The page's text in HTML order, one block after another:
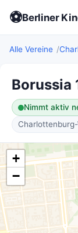
⚽Berliner
Alle Vereine
Borussia
Nimmt aktiv
+
−